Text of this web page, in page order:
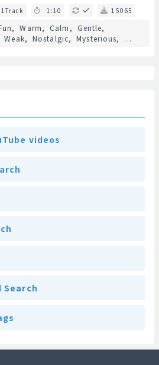
1Track 1:10 15065
Warm Calm
Gentle
Weak Nostalgic Mysterious ...
videos
Search